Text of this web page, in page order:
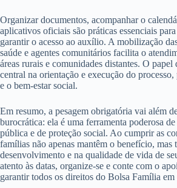
Organizar documentos, acompanhar o
aplicativos oficiais são práticas essenciais
garantir o acesso ao auxílio. A mobilização
saúde e agentes comunitários facilita o
áreas rurais e comunidades distantes. O
central na orientação e execução do
e o bem-estar social.
Em resumo, a pesagem obrigatória vai além
burocrática: ela é uma ferramenta poderosa
pública e de proteção social. Ao cumprir as
famílias não apenas mantêm o benefício, mas
desenvolvimento e na qualidade de vida de
atento às datas, organize-se e conte com o
garantir todos os direitos do Bolsa Família em